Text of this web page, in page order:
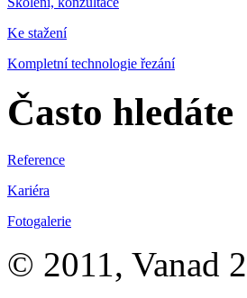
Ke stažení
Kompletní technologie řezání
Často hledáte
Reference
Kariéra
Fotogalerie
© 2011, Vanad